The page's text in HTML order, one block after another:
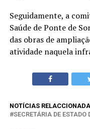
Seguidamente, a
Saúde de Ponte de
das obras de
atividade naquela
NOTÍCIAS
SECRETÁRIA DE